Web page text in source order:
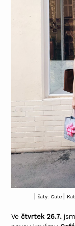
šaty: Gate
Večtvrtek 26.7.